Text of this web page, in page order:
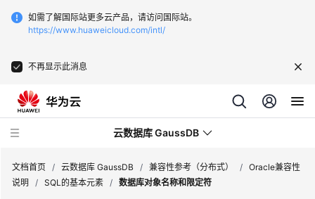
如需了解国际站更多云产品，请访问国际站。
https://www.huaweicloud.com/intl/
不再显示此消息
云数据库 GaussDB
文档首页 / 云数据库 GaussDB / 兼容性参考（分布式） / Oracle兼容性
说明
/ SQL的基本元素 / 数据库对象名称和限定符